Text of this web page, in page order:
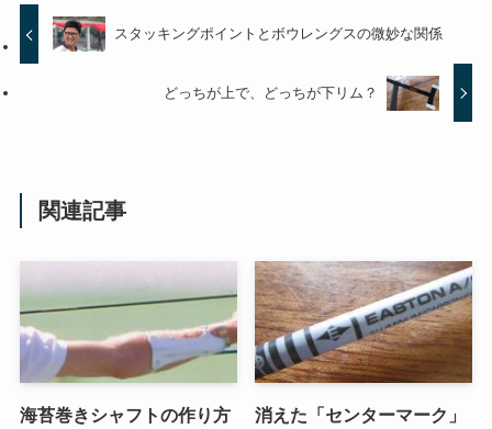
スタッキングポイントとボウレングスの微妙な関係
どっちが上で、どっちが下リム？
関連記事
海苔巻きシャフトの作り方
消えた「センターマーク」